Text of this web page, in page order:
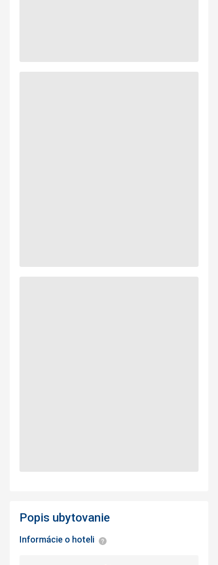
Popis ubytovanie
Informácie o hoteli Informácie